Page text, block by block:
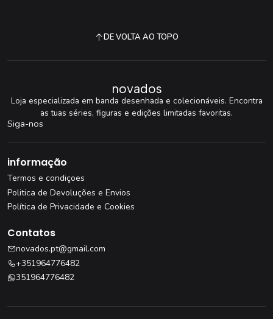
DE VOLTA AO TOPO
novados
Loja especializada em banda desenhada e colecionáveis. Encontra
as tuas séries, figuras e edições limitadas favoritas.
Siga-nos
informação
Termos e condiçoes
Politica de Devoluções e Envios
Política de Privacidade e Cookies
Contatos
novados.pt@gmail.com
+351964776482
351964776482